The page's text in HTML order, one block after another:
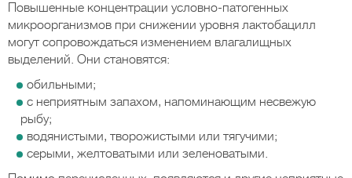
Повышенные концентрации условно-патогенных
микроорганизмов при снижении уровня лактобацилл
могут сопровождаться изменением влагалищных
выделений. Они становятся:
обильными;
с неприятным запахом, напоминающим несвежую
рыбу;
водянистыми, творожистыми или тягучими;
серыми, желтоватыми или зеленоватыми.